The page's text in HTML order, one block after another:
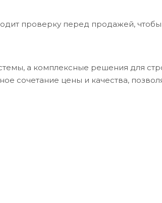
проверку перед продажей,
а комплексные решения для
сочетание цены и качества,